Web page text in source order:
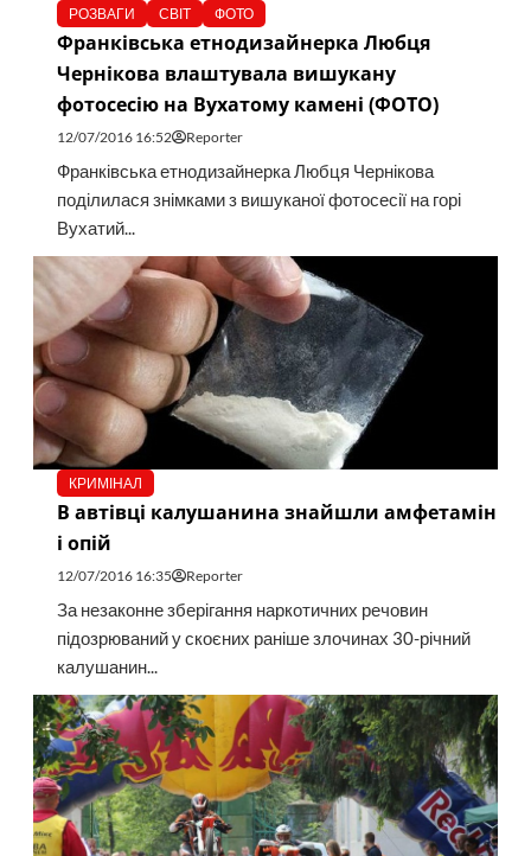
РОЗВАГИ СВІТ ФОТО
Франківська етнодизайнерка Любця
Чернікова влаштувала вишукану
фотосесію на Вухатому камені (ФОТО)
12/07/2016 16:52 Reporter
Франківська етнодизайнерка Любця Чернікова
поділилася знімками з вишуканої фотосесії на горі
Вухатий...
КРИМІНАЛ
В автівці калушанина знайшли амфетамін
і опій
12/07/2016 16:35 Reporter
За незаконне зберігання наркотичних речовин
підозрюваний у скоєних раніше злочинах 30-річний
калушанин...